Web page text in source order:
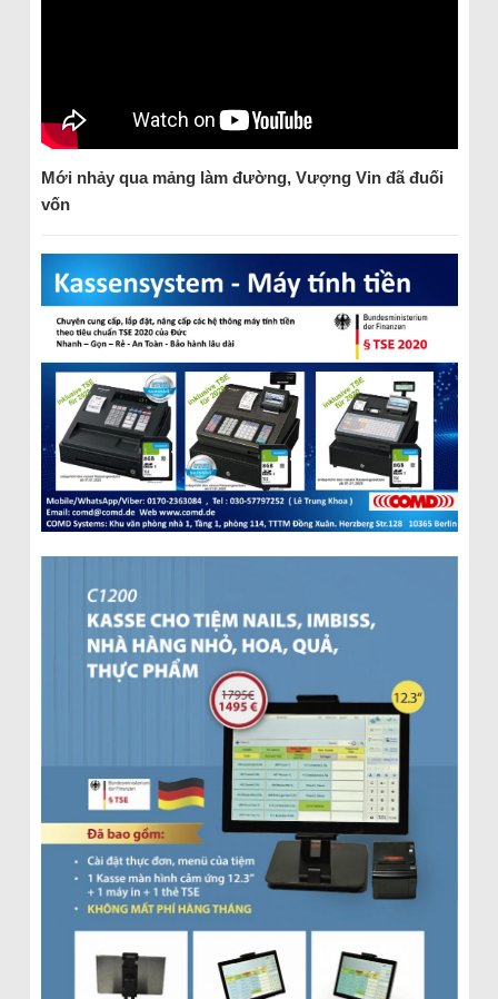
Mới nhảy qua mảng làm đường, Vượng Vin đã đuối
vốn